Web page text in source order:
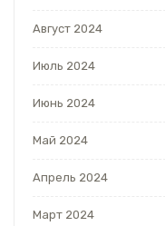
Август 2024
Июль 2024
Июнь 2024
Май 2024
Апрель 2024
Март 2024